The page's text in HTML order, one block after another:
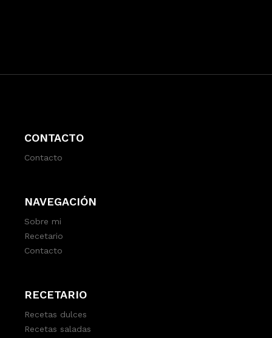
CONTACTO
Contacto
NAVEGACIÓN
Sobre mi
Recetario
Contacto
RECETARIO
Recetas dulces
Recetas saladas